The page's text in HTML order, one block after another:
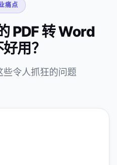
痛点
PDF 转 Word
用？
令人抓狂的问题